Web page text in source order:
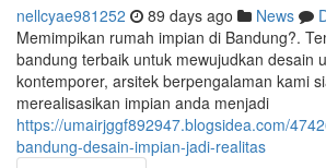
nellcyae981252 89 days ago News
Memimpikan rumah impian di Bandung?.
bandung terbaik untuk mewujudkan desain
kontemporer, arsitek berpengalaman kami
merealisasikan impian anda menjadi
https://umairjggf892947.blogsidea.com/
bandung-desain-impian-jadi-realitas